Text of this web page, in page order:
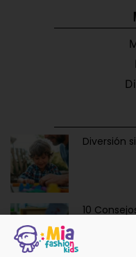
Diversión
10